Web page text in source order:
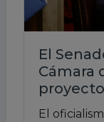
El
Cámara
El